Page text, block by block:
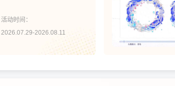
活动时间：
2026.07.29-2026.08.11